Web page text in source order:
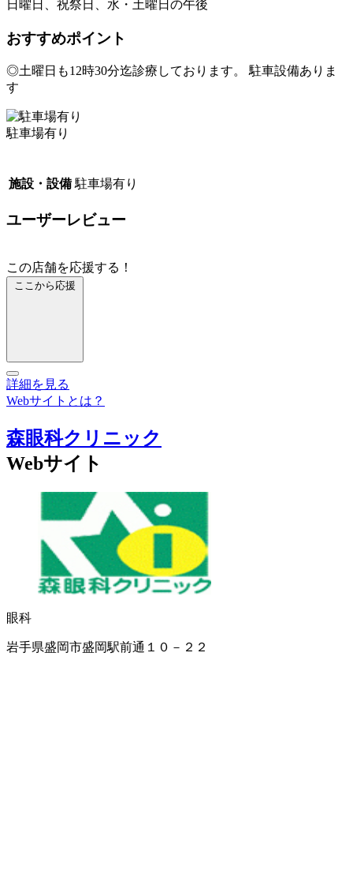
日曜日、祝祭日、水・土曜日の午後
おすすめポイント
◎土曜日も12時30分迄診療しております。 駐車設備ありま
す
駐車場有り
施設・設備 駐車場有り
ユーザーレビュー
この店舗を応援する！
ここから応援
詳細を見る
Webサイトとは？
森眼科クリニック
Webサイト
眼科
岩手県盛岡市盛岡駅前通１０－２２